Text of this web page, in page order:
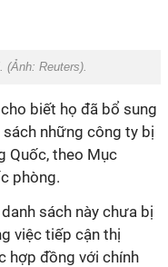
(Ảnh: Reuters).
biết họ đã bổ sung
sách những công ty bị
Quốc, theo Mục
phòng.
sách này chưa bị
việc tiếp cận thị
hợp đồng với chính